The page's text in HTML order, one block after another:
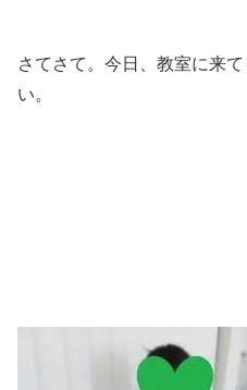
さてさて。今日、教室に来
い。